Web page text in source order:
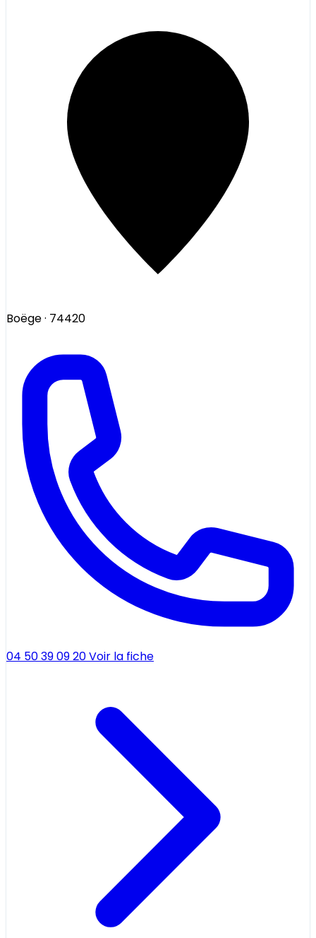
Boëge· 74420
04 50 39 09 20Voir la fiche